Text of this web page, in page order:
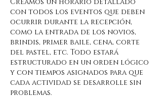
con todos los eventos que deben
ocurrir durante la recepción,
como la entrada de los novios,
brindis, primer baile, cena, corte
del pastel, etc. Todo estará
estructurado en un orden lógico
y con tiempos asignados para que
cada actividad se desarrolle sin
problemas.